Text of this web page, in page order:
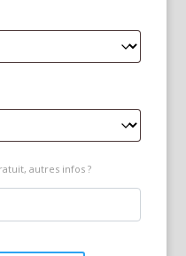
autres infos ?